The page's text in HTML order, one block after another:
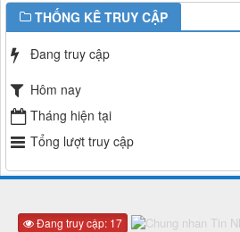
THỐNG KÊ TRUY CẬP
Đang truy cập
Hôm nay
Tháng hiện tại
Tổng lượt truy cập
Đang truy cập: 17